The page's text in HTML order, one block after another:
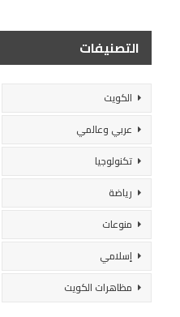
التصنيفات
الكويت
عربي وعالمي
تكنولوجيا
رياضة
منوعات
إسلامي
مظاهرات الكويت